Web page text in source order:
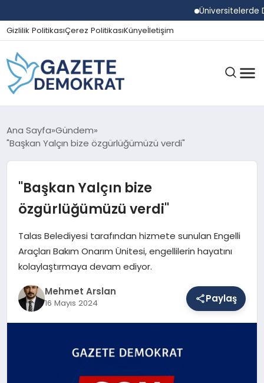
Üniversitelerde
Gizlilik PolitikasıÇerez PolitikasıKünyeİletişim
GÜNDEM
SPOR
MAGAZIN
SAĞLIK
Ana Sayfa Gündem
"Başkan Yalçın bize özgürlüğümüzü verdi"
"Başkan Yalçın bize
özgürlüğümüzü verdi"
Talas Belediyesi tarafından hizmete sunulan Engelli
Araçları Bakım Onarım Ünitesi, engellilerin hayatını
kolaylaştırmaya devam ediyor.
Mehmet Arslan
16 Mayıs 2024 Paylaş